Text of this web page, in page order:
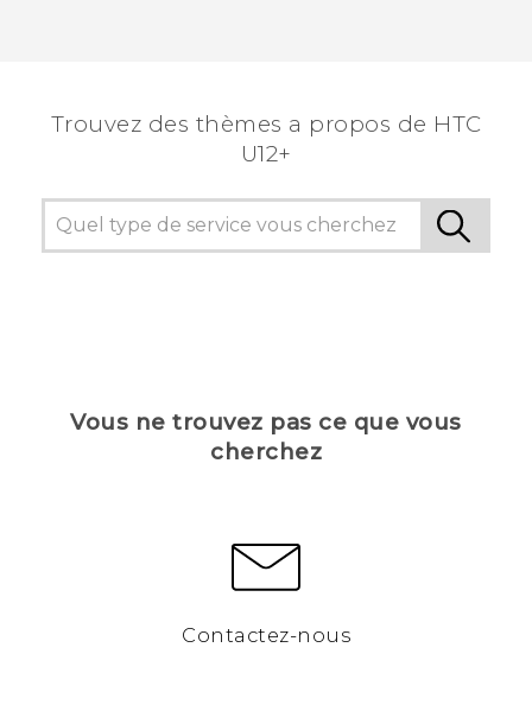
Trouvez des thèmes a propos de HTC
U12+
Vous ne trouvez pas ce que vous
cherchez
Contactez-nous